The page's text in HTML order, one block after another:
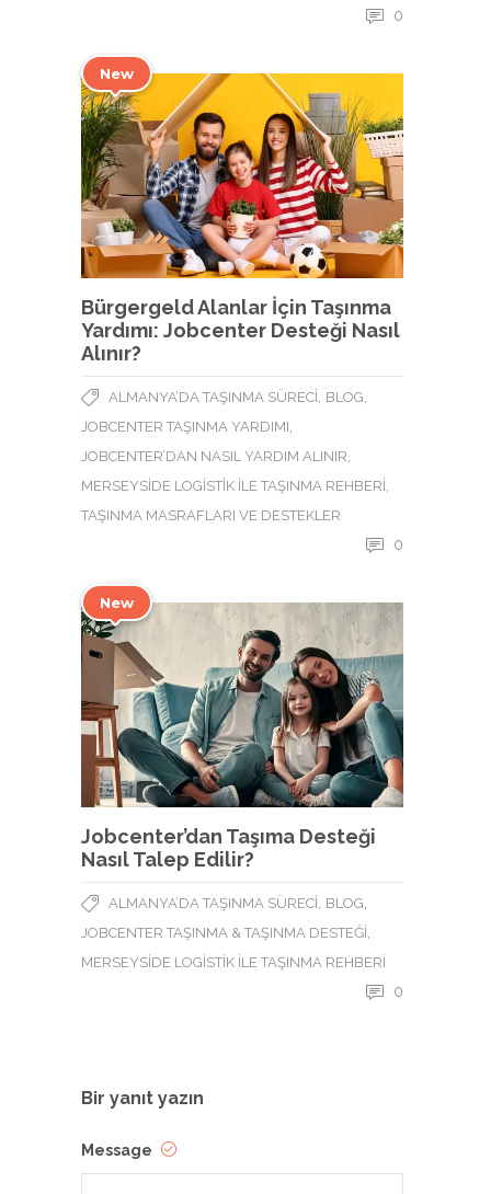
0
New
Bürgergeld Alanlar İçin Taşınma
Yardımı: Jobcenter Desteği Nasıl
Alınır?
ALMANYA’DA TAŞINMA SÜRECI BLOG
JOBCENTER TAŞINMA YARDIMI
JOBCENTER’DAN NASIL YARDIM ALINIR
MERSEYSIDE LOGISTIK ILE TAŞINMA REHBERI
TAŞINMA MASRAFLARI VE DESTEKLER
0
New
Jobcenter’dan Taşıma Desteği
Nasıl Talep Edilir?
ALMANYA’DA TAŞINMA SÜRECI BLOG
JOBCENTER TAŞINMA & TAŞINMA DESTEĞI
MERSEYSIDE LOGISTIK ILE TAŞINMA REHBERI
0
Bir yanıt yazın
Message